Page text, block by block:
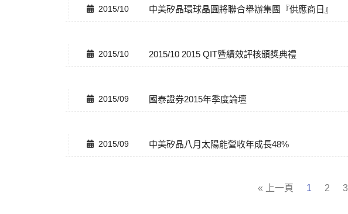
2015/10 中美矽晶環球晶圓將聯合舉辦集團『供應商日』
2015/10 2015/10 2015 QIT暨績效評核頒獎典禮
2015/09 國泰證券2015年季度論壇
2015/09 中美矽晶八月太陽能營收年成長48%
« 上一頁 1 2 3